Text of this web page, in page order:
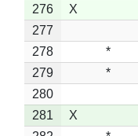
276
X
277
278
*
279
*
280
281
X